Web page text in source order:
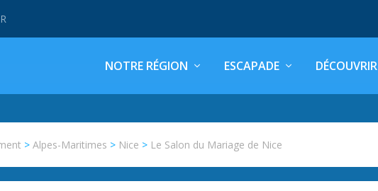
NOTRE RÉGION ESCAPADE DÉCOUVRIR
>Alpes-Maritimes > Nice > Le Salon du Mariage de Nice